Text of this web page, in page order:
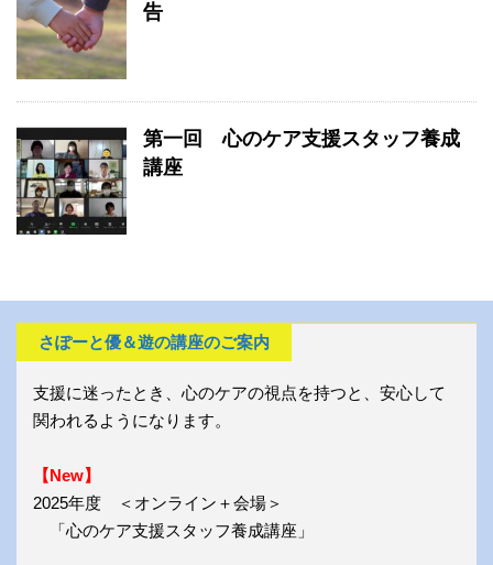
告
第一回 心のケア支援スタッフ養成
講座
さぽーと優＆遊の講座のご案内
支援に迷ったとき、心のケアの視点を持つと、安心して
関われるようになります。
【New】
2025年度 ＜オンライン＋会場＞
「心のケア支援スタッフ養成講座」